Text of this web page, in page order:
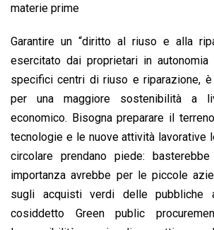
materie prime
Garantire un “diritto al riuso e alla
esercitato dai proprietari in
specifici centri di riuso e riparazione,
per una maggiore sostenibilità a
economico. Bisogna preparare il
tecnologie e le nuove attività lavorative
circolare prendano piede:
importanza avrebbe per le piccole
sugli acquisti verdi delle pubbliche
cosiddetto Green public